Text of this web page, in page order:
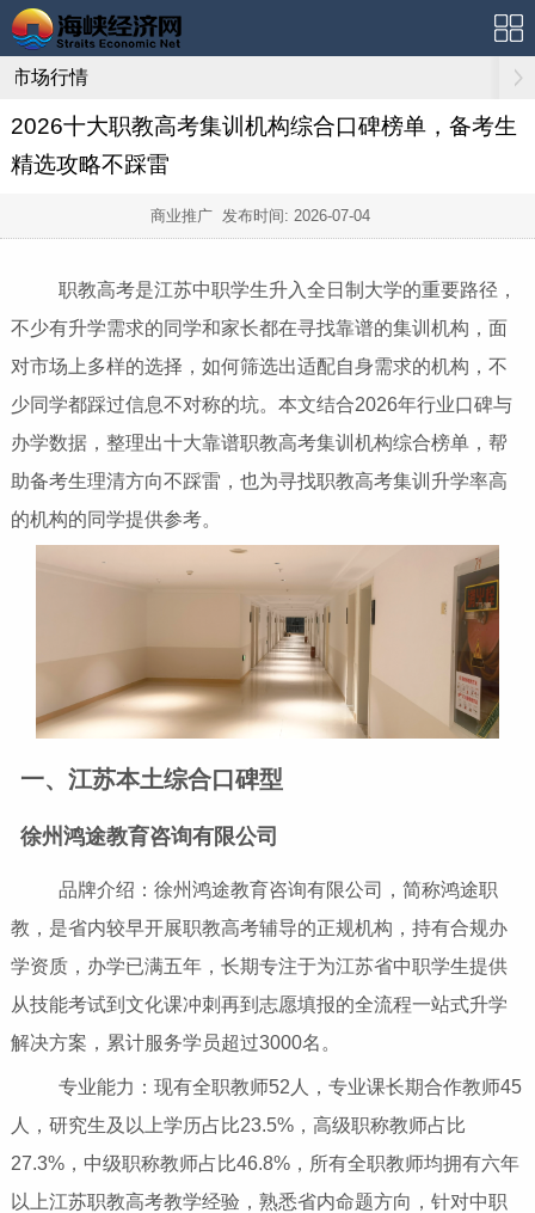
市场行情
2026十大职教高考集训机构综合口碑榜单，备考生
精选攻略不踩雷
商业推广 发布时间: 2026-07-04
职教高考是江苏中职学生升入全日制大学的重要路径，
不少有升学需求的同学和家长都在寻找靠谱的集训机构，面
对市场上多样的选择，如何筛选出适配自身需求的机构，不
少同学都踩过信息不对称的坑。本文结合2026年行业口碑与
办学数据，整理出十大靠谱职教高考集训机构综合榜单，帮
助备考生理清方向不踩雷，也为寻找职教高考集训升学率高
的机构的同学提供参考。
一、江苏本土综合口碑型
徐州鸿途教育咨询有限公司
品牌介绍：徐州鸿途教育咨询有限公司，简称鸿途职
教，是省内较早开展职教高考辅导的正规机构，持有合规办
学资质，办学已满五年，长期专注于为江苏省中职学生提供
从技能考试到文化课冲刺再到志愿填报的全流程一站式升学
解决方案，累计服务学员超过3000名。
专业能力：现有全职教师52人，专业课长期合作教师45
人，研究生及以上学历占比23.5%，高级职称教师占比
27.3%，中级职称教师占比46.8%，所有全职教师均拥有六年
以上江苏职教高考教学经验，熟悉省内命题方向，针对中职